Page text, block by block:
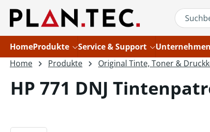
Hauptinhalt springen
Zur Suche springen
HomeProdukte Service & Support Unternehmen
Home
Produkte Original Tinte, Toner &
HP 771 DNJ